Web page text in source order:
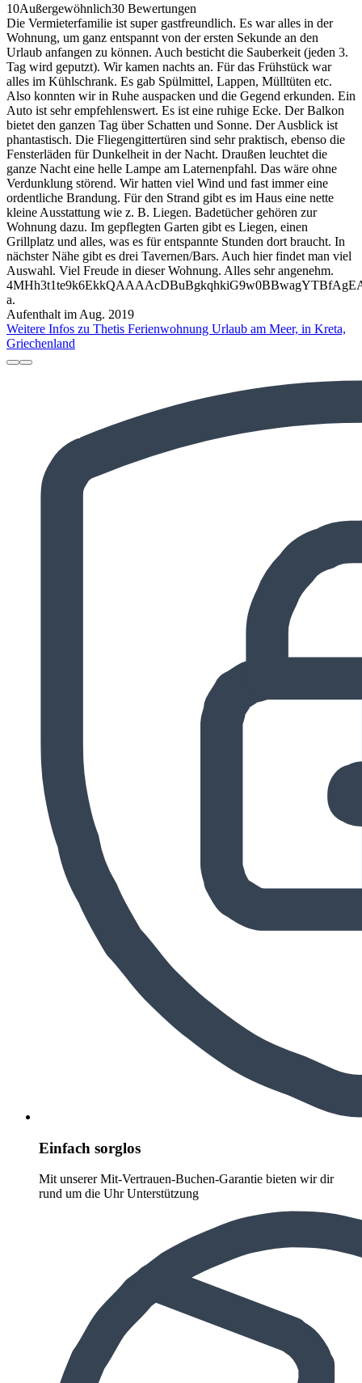
10Außergewöhnlich30 Bewertungen
Die Vermieterfamilie ist super gastfreundlich. Es war alles in der
Wohnung, um ganz entspannt von der ersten Sekunde an den
Urlaub anfangen zu können. Auch besticht die Sauberkeit (jeden 3.
Tag wird geputzt). Wir kamen nachts an. Für das Frühstück war
alles im Kühlschrank. Es gab Spülmittel, Lappen, Mülltüten etc.
Also konnten wir in Ruhe auspacken und die Gegend erkunden. Ein
Auto ist sehr empfehlenswert. Es ist eine ruhige Ecke. Der Balkon
bietet den ganzen Tag über Schatten und Sonne. Der Ausblick ist
phantastisch. Die Fliegengittertüren sind sehr praktisch, ebenso die
Fensterläden für Dunkelheit in der Nacht. Draußen leuchtet die
ganze Nacht eine helle Lampe am Laternenpfahl. Das wäre ohne
Verdunklung störend. Wir hatten viel Wind und fast immer eine
ordentliche Brandung. Für den Strand gibt es im Haus eine nette
kleine Ausstattung wie z. B. Liegen. Badetücher gehören zur
Wohnung dazu. Im gepflegten Garten gibt es Liegen, einen
Grillplatz und alles, was es für entspannte Stunden dort braucht. In
nächster Nähe gibt es drei Tavernen/Bars. Auch hier findet man viel
Auswahl. Viel Freude in dieser Wohnung. Alles sehr angenehm.
a.
Aufenthalt im Aug. 2019
Weitere Infos zu Thetis Ferienwohnung Urlaub am Meer, in Kreta,
Griechenland
Einfach sorglos
Mit unserer Mit-Vertrauen-Buchen-Garantie bieten wir dir
rund um die Uhr Unterstützung